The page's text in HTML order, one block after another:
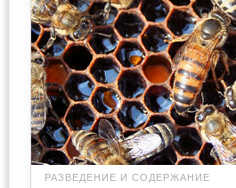
РАЗВЕДЕНИЕ И СОДЕРЖАНИЕ